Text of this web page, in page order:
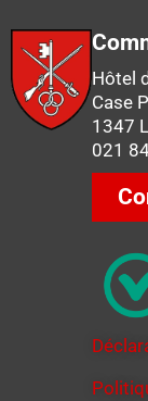
Hôtel
Case
1347
021